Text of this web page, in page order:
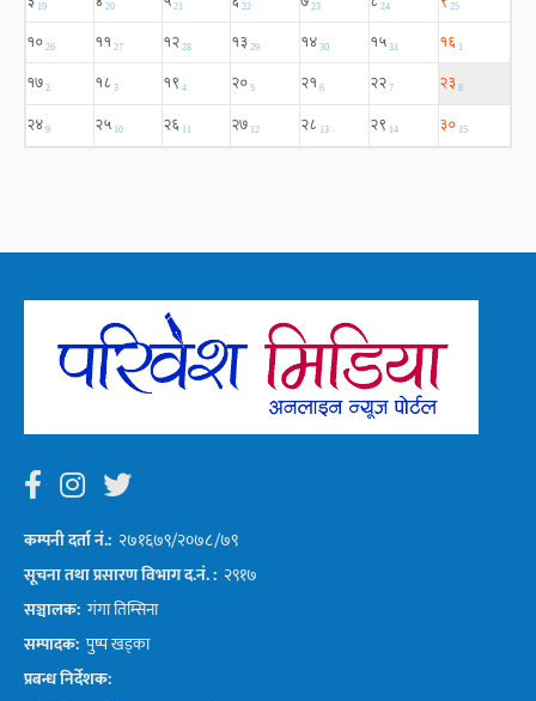
कम्पनी दर्ता नं.: २७१६७९/२०७८/७९
सूचना तथा प्रसारण विभाग द.नं. : २९१७
सञ्चालक: गंगा तिम्सिना
सम्पादक: पुष्प खड्का
प्रबन्ध निर्देशक: